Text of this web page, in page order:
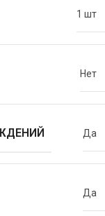
1 шт
Нет
Да
Да